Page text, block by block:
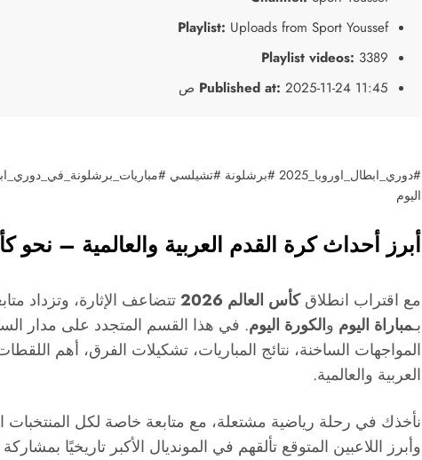
Playlist: Uploads from Sport Youssef
Playlist videos: 3389
Published at: 2025-11-24 11:45 ص
#دوري_ابطال_اوروبا_2025 #برشلونة #تشيلسي
اليوم
أبرز أحداث كرة القدم العربية والعالمية – نحو كأس
مع اقتراب انطلاقكأس العالم 2026
تتضاعف الإثارة، وتزداد
بـمباراة اليوم والكورة اليوم. في هذا القسم المتجدد على مدار
المواجهات الساخنة، نتائج المباريات، تشكيلات الفرق، أهم
العربية والعالمية.
وأبرز اللاعبين المتوقع تألقهم في المونديال الأكبر تاريخيًا بمشاركة 48 منتخبًا لأول مرة.